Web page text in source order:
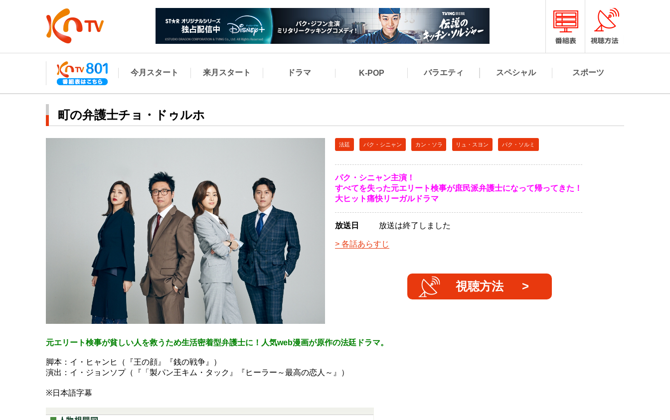
今月スタート 来月スタート ドラマ K-POP バラエティ スペシャル スポーツ
町の弁護士チョ・ドゥルホ
法廷 パク・シニャン カン・ソラ リュ・スヨン パク・ソルミ
パク・シニャン主演！
すべてを失った元エリート検事が庶民派弁護士になって帰ってきた！
大ヒット痛快リーガルドラマ
放送日 放送は終了しました
各話あらすじ
視聴方法
元エリート検事が貧しい人を救うため生活密着型弁護士に！人気web漫画が原作の法廷ドラマ。
脚本：イ・ヒャンヒ（『王の顔』『銭の戦争』）
演出：イ・ジョンソプ（『「製パン王キム・タック』『ヒーラー～最高の恋人～』）
※日本語字幕